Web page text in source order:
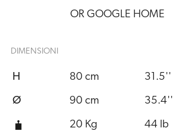
OR GOOGLE HOME
DIMENSIONI
H 80 cm 31.5''
Ø 90 cm 35.4''
20 Kg 44 lb